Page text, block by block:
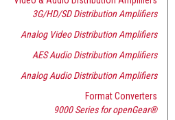
3G/HD/SD Distribution Amplifiers
Analog Video Distribution Amplifiers
AES Audio Distribution Amplifiers
Analog Audio Distribution Amplifiers
Format Converters
9000 Series for openGear®